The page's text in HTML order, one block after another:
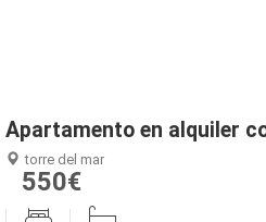
Apartamento en alquiler
torre del mar
550€